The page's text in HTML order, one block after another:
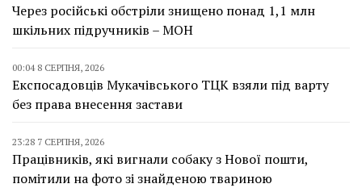
Через російські обстріли знищено понад 1,1 млн
шкільних підручників – МОН
00:04 8 СЕРПНЯ, 2026
Експосадовців Мукачівського ТЦК взяли під варту
без права внесення застави
23:28 7 СЕРПНЯ, 2026
Працівників, які вигнали собаку з Нової пошти,
помітили на фото зі знайденою твариною